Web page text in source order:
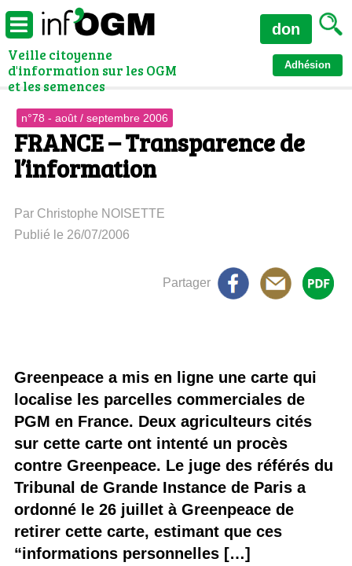
Veille citoyenne
d'information sur les OGM
et les semences
Adhésion
don
n°78 - août / septembre 2006
FRANCE – Transparence de
l’information
Par Christophe NOISETTE
Publié le 26/07/2006
Partager
Greenpeace a mis en ligne une carte qui
localise les parcelles commerciales de
PGM en France. Deux agriculteurs cités
sur cette carte ont intenté un procès
contre Greenpeace. Le juge des référés du
Tribunal de Grande Instance de Paris a
ordonné le 26 juillet à Greenpeace de
retirer cette carte, estimant que ces
“informations personnelles […]